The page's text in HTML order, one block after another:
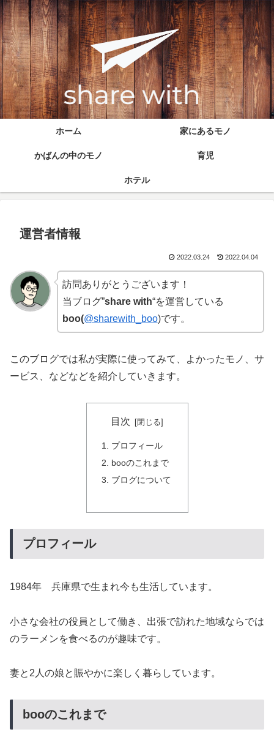
ホーム 家にあるモノ
かばんの中のモノ 育児
ホテル
運営者情報
2022.03.24 2022.04.04
訪問ありがとうございます！
当ブログ”share with“を運営している
boo(@sharewith_boo)です。
このブログでは私が実際に使ってみて、よかったモノ、サ
ービス、などなどを紹介していきます。
目次
プロフィール
booのこれまで
ブログについて
プロフィール
1984年 兵庫県で生まれ今も生活しています。
小さな会社の役員として働き、出張で訪れた地域ならでは
のラーメンを食べるのが趣味です。
妻と2人の娘と賑やかに楽しく暮らしています。
booのこれまで